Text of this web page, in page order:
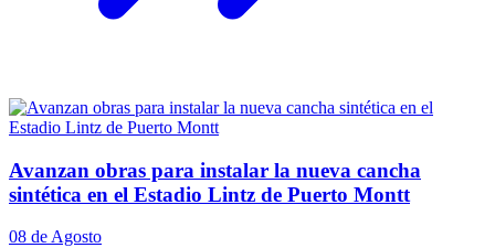
Avanzan obras para instalar la nueva cancha
sintética en el Estadio Lintz de Puerto Montt
08 de Agosto